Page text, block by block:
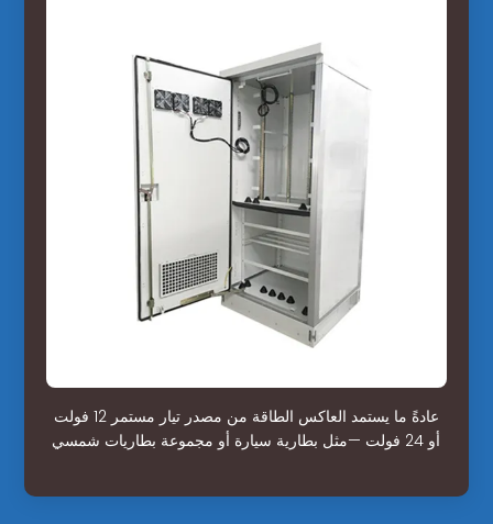
عادةً ما يستمد العاكس الطاقة من مصدر تيار مستمر 12 فولت
أو 24 فولت —مثل بطارية سيارة أو مجموعة بطاريات شمسي